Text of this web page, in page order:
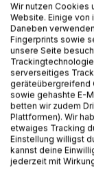
BESCHREIBUNG
Die
in den letzten
verbesserte
Dosimetrie mit
höchsten
Wir nutzen Cookies
Website. Einige von
Daneben
Fingerprints sowie
unsere Seite
serverseitiges
geräteübergreifend
sowie gehashte E-
betten wir zudem
Plattformen). Wir
etwaiges Tracking
Einstellung willigst
kannst deine
jederzeit mit